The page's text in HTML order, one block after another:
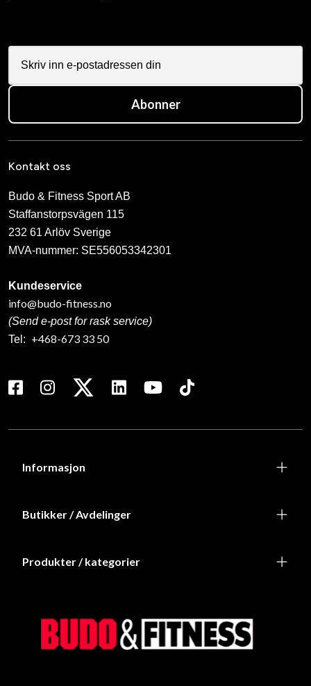
Abonner
Kontakt oss
Budo & Fitness Sport AB
Staffanstorpsvägen 115
232 61 Arlöv Sverige
MVA-nummer: SE556053342301
Kundeservice
info@budo-fitness.no
(Send e-post for rask service)
Tel: +468-673 33 50
Informasjon
Butikker / Avdelinger
Produkter / kategorier